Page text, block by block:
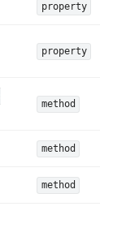
property
property
method
method
method